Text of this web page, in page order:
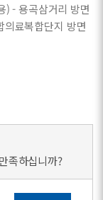
) - 용곡삼거리 방면
료복합단지 방면
족하십니까?